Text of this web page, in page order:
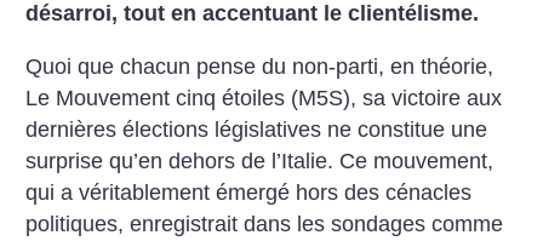
désarroi, tout en accentuant le clientélisme.
Quoi que chacun pense du non-parti, en théorie,
Le Mouvement cinq étoiles (M5S), sa victoire aux
dernières élections législatives ne constitue une
surprise qu’en dehors de l’Italie. Ce mouvement,
qui a véritablement émergé hors des cénacles
politiques, enregistrait dans les sondages comme